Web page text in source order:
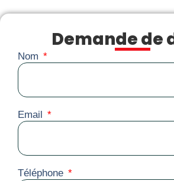
Demande de
Nom
Email
Téléphone